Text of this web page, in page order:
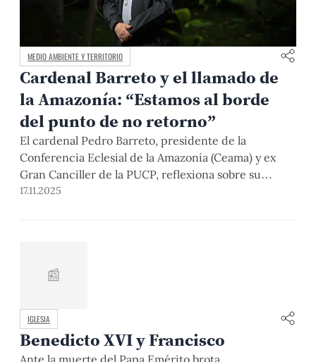
MEDIO AMBIENTE Y TERRITORIO
Cardenal Barreto y el llamado de
la Amazonía: “Estamos al borde
del punto de no retorno”
El cardenal Pedro Barreto, presidente de la
Conferencia Eclesial de la Amazonía (Ceama) y ex
Gran Canciller de la PUCP, reflexiona sobre su
reciente encuentro con el Papa León XIV, el camino
17.11.2025
📰
IGLESIA
Benedicto XVI y Francisco